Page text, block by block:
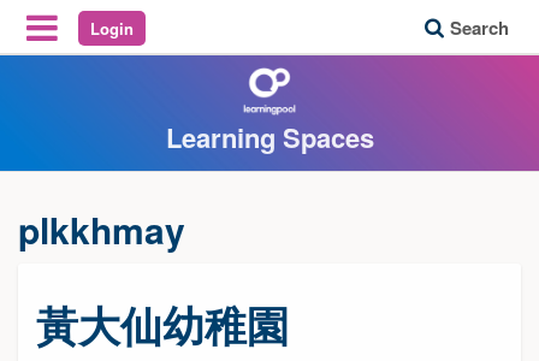
Reveal Off-Canvas Navigation
Login Search
Learning Spaces
plkkhmay
黃大仙幼稚園